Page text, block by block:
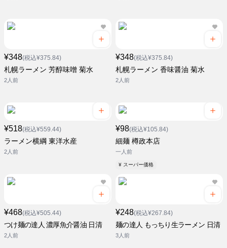
¥348(税込¥375.84)
札幌ラーメン 芳醇味噌 菊水
2人前
¥348(税込¥375.84)
札幌ラーメン 香味醤油 菊水
2人前
¥518(税込¥559.44)
ラーメン横綱 東洋水産
2人前
¥98(税込¥105.84)
細麺 樽政本店
一人前
¥ スーパー価格
¥468(税込¥505.44)
つけ麺の達人 濃厚魚介醤油 日清
2人前
¥248(税込¥267.84)
麺の達人 もっちり生ラーメン 日清
3人前